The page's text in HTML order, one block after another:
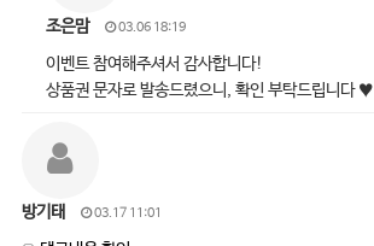
조은맘 03.06 18:19
이벤트 참여해주셔서 감사합니다!
상품권 문자로 발송드렸으니, 확인 부탁드립니다 ♥
방기태 03.17 11:01